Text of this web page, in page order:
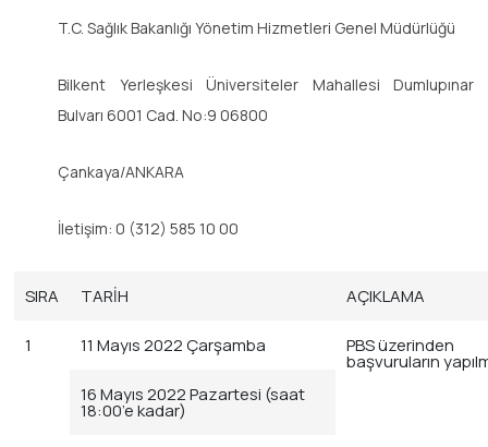
T.C. Sağlık Bakanlığı Yönetim Hizmetleri Genel Müdürlüğü
Bilkent Yerleşkesi Üniversiteler Mahallesi Dumlupınar
Bulvarı 6001 Cad. No:9 06800
Çankaya/ANKARA
İletişim: 0 (312) 585 10 00
SIRA TARİH AÇIKLAMA
1 11 Mayıs 2022 Çarşamba PBS üzerinden
başvuruların
16 Mayıs 2022 Pazartesi (saat
18:00’e kadar)